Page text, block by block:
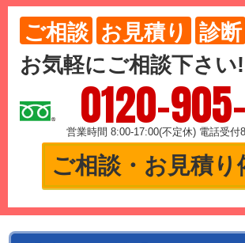
ご相談 お見積り 診断
お気軽にご相談下さい
0120-
営業時間 8:00-17:00(不定休) 電話受付
ご相談・お見積り